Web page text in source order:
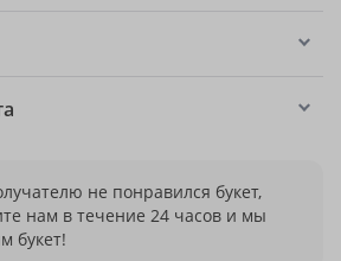
не понравился букет,
нам в течение 24 часов и мы
букет!